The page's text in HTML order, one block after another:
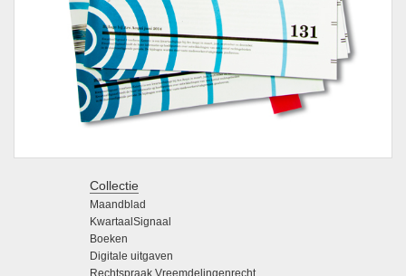
Collectie
Maandblad
KwartaalSignaal
Boeken
Digitale uitgaven
Rechtspraak Vreemdelingenrecht